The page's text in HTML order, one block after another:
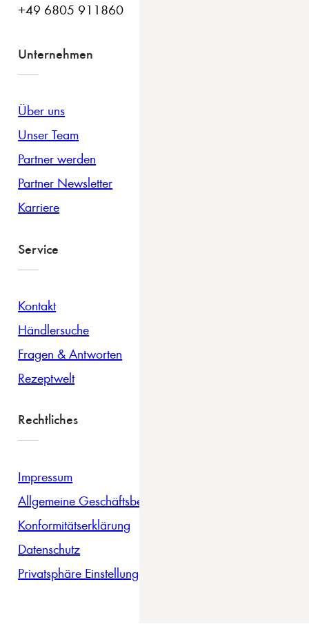
+49 6805 911860
Unternehmen
Über uns
Unser Team
Partner werden
Partner Newsletter
Karriere
Service
Kontakt
Händlersuche
Fragen & Antworten
Rezeptwelt
Rechtliches
Impressum
Allgemeine Geschäftsbedingungen
Konformitätserklärung
Datenschutz
Privatsphäre Einstellungen